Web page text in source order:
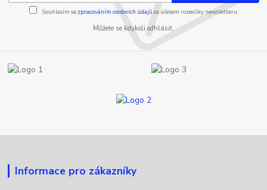
Souhlasím se zpracováním osobních údajůza účelem rozesílky newsletteru.
Můžete se kdykoli odhlásit.
Informace pro zákazníky